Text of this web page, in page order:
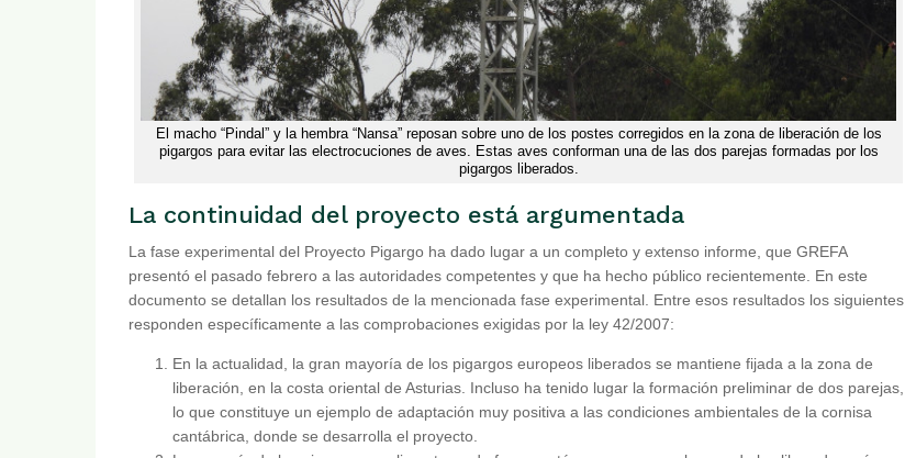
El macho “Pindal” y la hembra “Nansa” reposan sobre uno de los postes corregidos en la zona de liberación de los
pigargos para evitar las electrocuciones de aves. Estas aves conforman una de las dos parejas formadas por los
pigargos liberados.
La continuidad del proyecto está argumentada
La fase experimental del Proyecto Pigargo ha dado lugar a un completo y extenso informe, que GREFA
presentó el pasado febrero a las autoridades competentes y que ha hecho público recientemente. En este
documento se detallan los resultados de la mencionada fase experimental. Entre esos resultados los siguientes
responden específicamente a las comprobaciones exigidas por la ley 42/2007:
En la actualidad, la gran mayoría de los pigargos europeos liberados se mantiene fijada a la zona de
liberación, en la costa oriental de Asturias. Incluso ha tenido lugar la formación preliminar de dos parejas,
lo que constituye un ejemplo de adaptación muy positiva a las condiciones ambientales de la cornisa
cantábrica, donde se desarrolla el proyecto.